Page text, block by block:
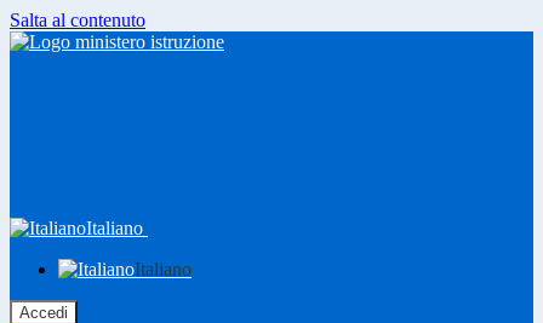
Salta al contenuto
Italiano
Italiano
Accedi